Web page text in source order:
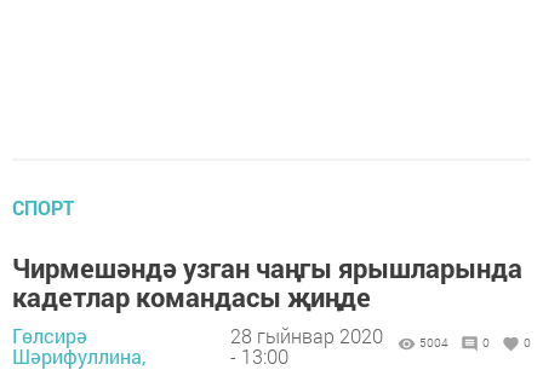
СПОРТ
Чирмешәндә узган чаңгы ярышларында
кадетлар командасы җиңде
Гөлсирә
Шәрифуллина,
28 гыйнвар 2020
- 13:00
5004 0 0